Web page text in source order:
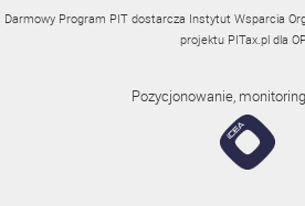
Darmowy Program PIT dostarcza Instytut Wsparcia
projektu PITax.pl dla
Pozycjonowanie,